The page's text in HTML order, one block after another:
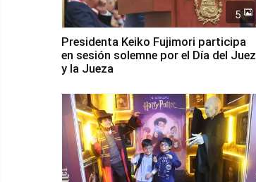
5
Presidenta Keiko Fujimori participa
en sesión solemne por el Día del Juez
y la Jueza